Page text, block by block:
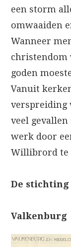
een storm
omwaaiden
Wanneer
christendom
goden
Vanuit
verspreiding
veel
werk door
Willibrord te
De stichting
Valkenburg